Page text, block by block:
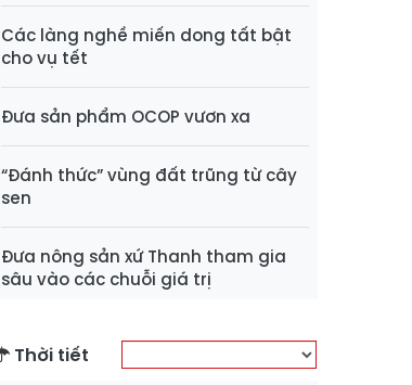
Các làng nghề miến dong tất bật
cho vụ tết
Đưa sản phẩm OCOP vươn xa
“Đánh thức” vùng đất trũng từ cây
sen
Đưa nông sản xứ Thanh tham gia
sâu vào các chuỗi giá trị
Thời tiết